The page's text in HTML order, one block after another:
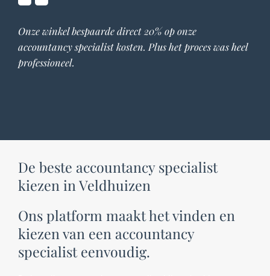
Onze winkel bespaarde direct 20% op onze
accountancy specialistkosten. Plus het proces was heel
professioneel.
De beste accountancy specialist
kiezen in Veldhuizen
Ons platform maakt het vinden en
kiezen van een accountancy
specialist eenvoudig.